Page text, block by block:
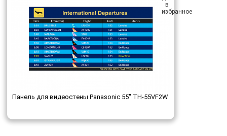
Панель для видеостены Panasonic 55" TH-55VF2W